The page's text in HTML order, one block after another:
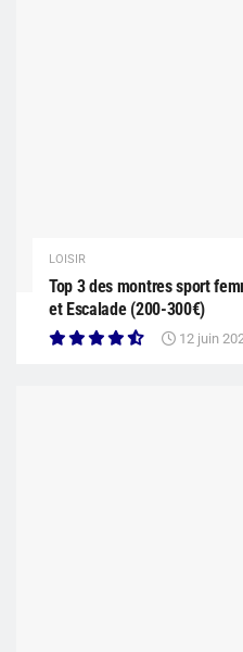
LOISIR
Top 3 des montres sport
et Escalade (200-300€)
12 juin